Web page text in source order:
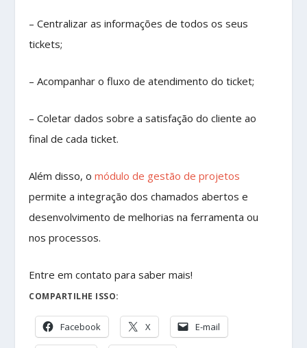
– Centralizar as informações de todos os seus
tickets;
– Acompanhar o fluxo de atendimento do ticket;
– Coletar dados sobre a satisfação do cliente ao
final de cada ticket.
Além disso, omódulo de gestão de projetos
permite a integração dos chamados abertos e
desenvolvimento de melhorias na ferramenta ou
nos processos.
Entre em contato para saber mais!
COMPARTILHE ISSO:
Facebook X E-mail